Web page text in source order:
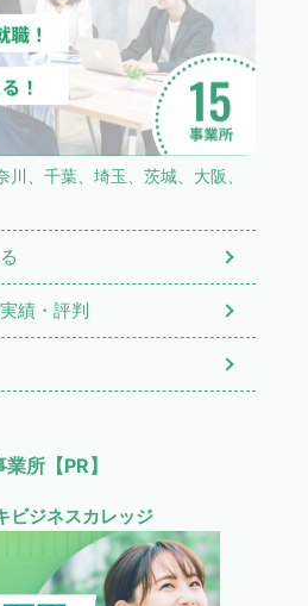
川、千葉、埼玉、茨城、大阪、
績・評判
所【PR】
ビジネスカレッジ